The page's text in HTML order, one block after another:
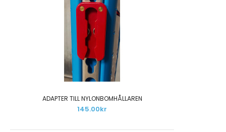
ADAPTER TILL NYLONBOMHÅLLAREN
145.00kr